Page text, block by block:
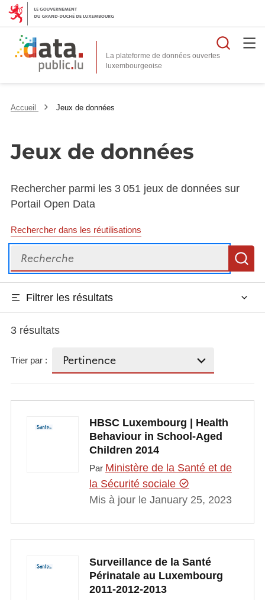
La plateforme de données ouvertes
Accueil Jeux de données
Jeux de données
Rechercher parmi les 3 051 jeux de données sur
Portail Open Data
Rechercher dans les réutilisations
Recherche
Filtrer les résultats
3 résultats
Trier par :
HBSC Luxembourg | Health
Behaviour in School-Aged
Children 2014
Par Ministère de la Santé et de
la Sécurité sociale
Mis à jour le January 25, 2023
Surveillance de la Santé
Périnatale au Luxembourg
2011-2012-2013